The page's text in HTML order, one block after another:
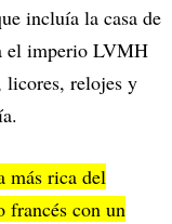
incluía la casa de
el imperio LVMH
licores, relojes y
más rica del
francés con un